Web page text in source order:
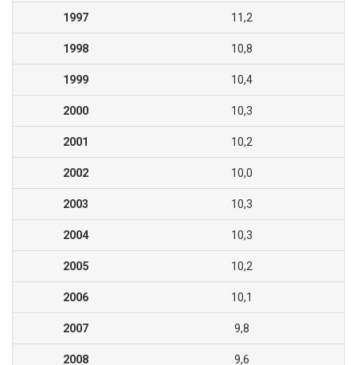
1997 11,2
1998 10,8
1999 10,4
2000 10,3
2001 10,2
2002 10,0
2003 10,3
2004 10,3
2005 10,2
2006 10,1
2007 9,8
2008 9,6